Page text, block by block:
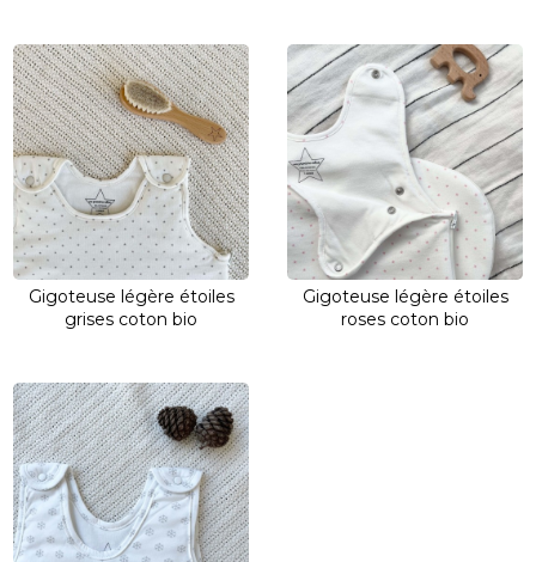
Gigoteuse légère étoiles
grises coton bio
Gigoteuse légère étoiles
roses coton bio